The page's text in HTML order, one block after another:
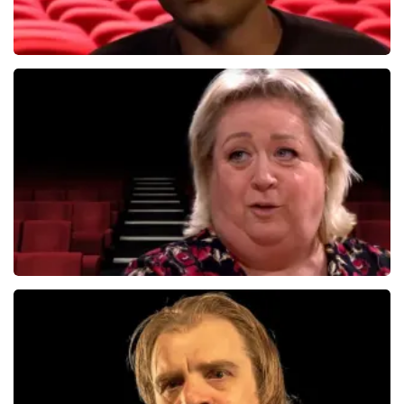
reviews
Christel De Laat
1153+reviews
BEKIJKEN